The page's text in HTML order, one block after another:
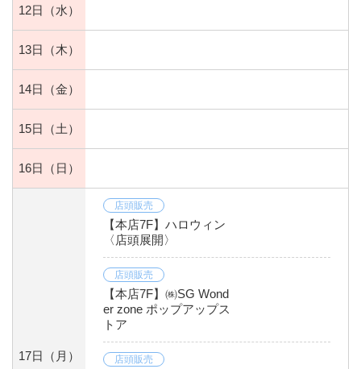
12日 （水）
13日 （木）
14日 （金）
15日 （土）
16日 （日）
17日 （月）
店頭販売
【本店7F】ハロウィン
〈店頭展開〉
店頭販売
【本店7F】㈱SG Wond
er zone ポップアップス
トア
店頭販売